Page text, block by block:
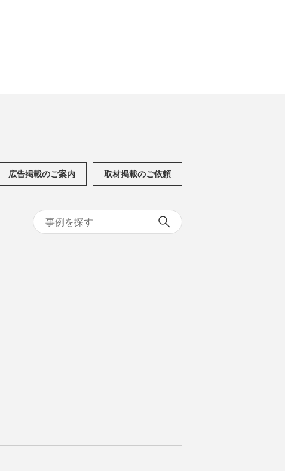
広告掲載のご案内 取材掲載のご依頼